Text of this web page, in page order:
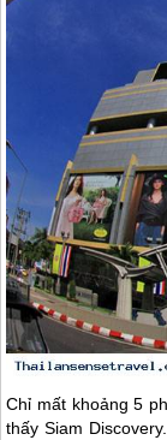
Chỉ mất khoảng 5
thấy Siam